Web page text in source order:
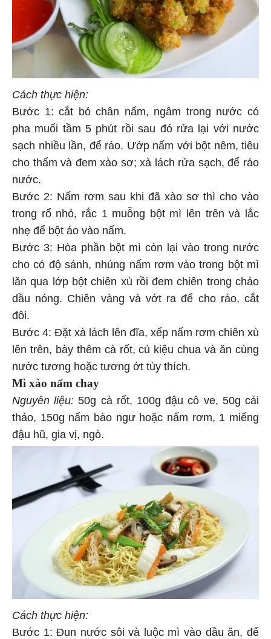
Cách thực hiện:
Bước 1: cắt bỏ chân nấm, ngâm trong nước có
pha muối tầm 5 phút rồi sau đó rửa lại với nước
sạch nhiều lần, để ráo. Ướp nấm với bột nêm, tiêu
cho thấm và đem xào sơ; xà lách rửa sạch, để ráo
nước.
Bước 2: Nấm rơm sau khi đã xào sơ thì cho vào
trong rổ nhỏ, rắc 1 muỗng bột mì lên trên và lắc
nhẹ để bột áo vào nấm.
Bước 3: Hòa phần bột mì còn lại vào trong nước
cho có độ sánh, nhúng nấm rơm vào trong bột mì
lăn qua lớp bột chiên xù rồi đem chiên trong chảo
dầu nóng. Chiên vàng và vớt ra để cho ráo, cắt
đôi.
Bước 4: Đặt xà lách lên đĩa, xếp nấm rơm chiên xù
lên trên, bày thêm cà rốt, củ kiệu chua và ăn cùng
nước tương hoặc tương ớt tùy thích.
Mì xào nấm chay
Nguyên liệu: 50g cà rốt, 100g đậu cô ve, 50g cải
thảo, 150g nấm bào ngư hoặc nấm rơm, 1 miếng
đậu hũ, gia vị, ngò.
Cách thực hiện:
Bước 1: Đun nước sôi và luộc mì vào dầu ăn, để